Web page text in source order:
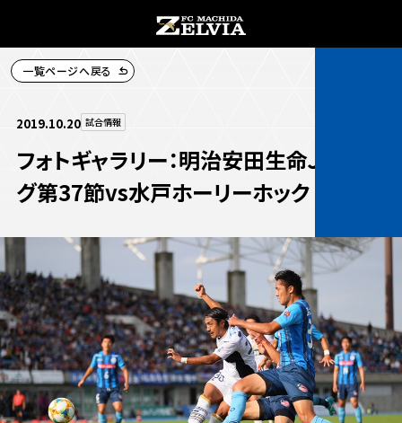
TOPチーム
試合情報
チケット
試合情報
試合情報トップ
試合データ
試合日程・結果
観戦する
観戦するトップ
クラブを知る
一覧ページへ戻る
2019.10.20 試合情報
フォトギャラリー：明治安田生命Ｊ２リー
グ第37節vs水戸ホーリーホック